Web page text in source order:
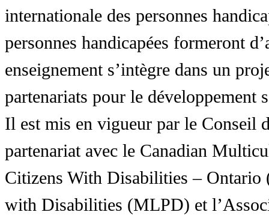
internationale des personnes
personnes handicapées formeront
enseignement s’intègre dans un
partenariats pour le développement
Il est mis en vigueur par le Conseil
partenariat avec le Canadian
Citizens With Disabilities – Ontario
with Disabilities (MLPD) et